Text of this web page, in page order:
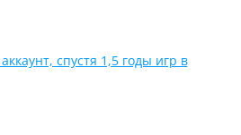
спустя 1,5 годы игр в